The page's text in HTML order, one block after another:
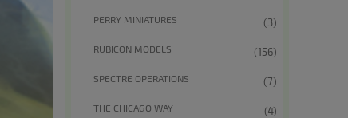
PERRY MINIATURES (3)
RUBICON MODELS (156)
SPECTRE OPERATIONS (7)
THE CHICAGO WAY (4)